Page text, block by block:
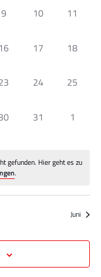
0
9
0
10
0
11
0
16
0
17
0
18
0
24
0
25
0
31
0
1
gefunden. Hier geht es zu
.
Juni